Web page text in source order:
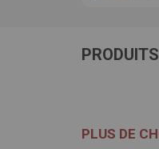
PLUS DE